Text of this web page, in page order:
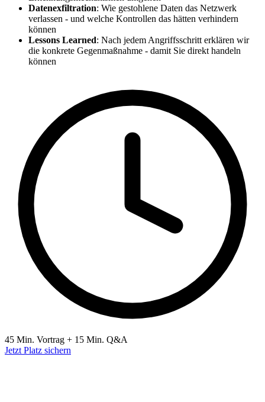
Datenexfiltration: Wie gestohlene Daten das Netzwerk
verlassen - und welche Kontrollen das hätten verhindern
können
Lessons Learned: Nach jedem Angriffsschritt erklären wir
die konkrete Gegenmaßnahme - damit Sie direkt handeln
können
45 Min. Vortrag + 15 Min. Q&A
Jetzt Platz sichern